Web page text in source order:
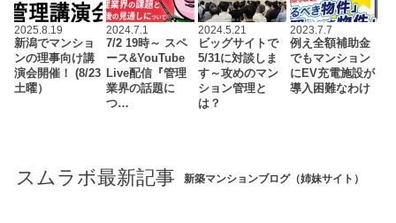
2025.8.19
新潟でマンショ
ンの理事向け講
演会開催！ (8/23
土曜）
2024.7.1
7/2 19時～ スペ
ース&YouTube
Live配信『管理
業界の話題に
つ…
2024.5.21
ビッグサイトで
5/31に対談しま
す～攻めのマン
ション管理と
は？
2023.7.7
例え全額補助金
でもマンション
にEV充電施設が
導入困難なわけ
スムラボ最新記事 新築マンションブログ（姉妹サイト）